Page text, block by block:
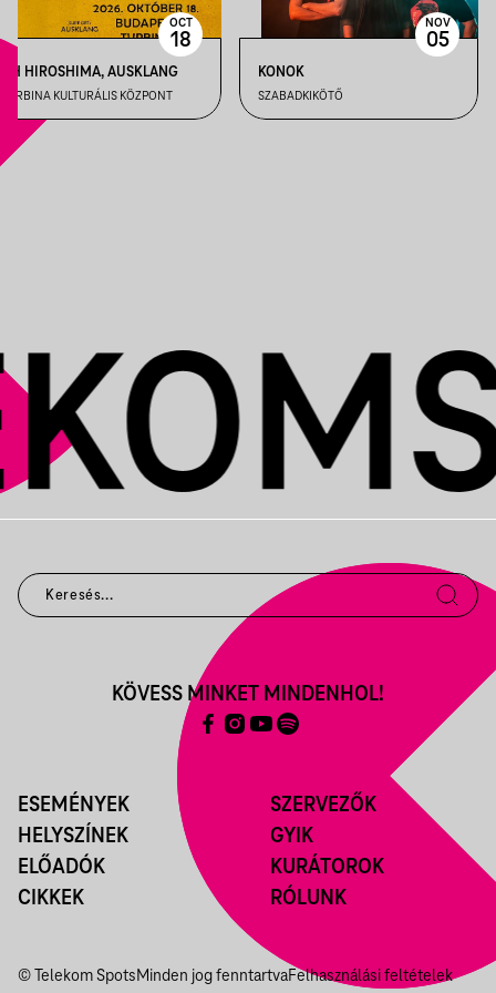
OH HIROSHIMA, AUSKLANG
TURBINA KULTURÁLIS KÖZPONT
OCT
18
KONOK
SZABADKIKÖTŐ
NOV
05
ESEMÉNYEK
HELYSZÍNEK
ELŐADÓK
CIKKEK
SZERVEZŐK
GYIK
KURÁTOROK
RÓLUNK
KÖVESS MINKET MINDENHOL!
© Telekom SpotsMinden jog fenntartvaFelhasználási feltételek